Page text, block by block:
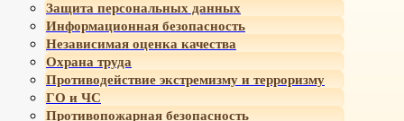
Защита персональных данных
Информационная безопасность
Независимая оценка качества
Охрана труда
Противодействие экстремизму и терроризму
ГО и ЧС
Противопожарная безопасность